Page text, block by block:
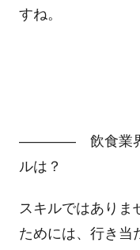
すね。
―――― 飲食業界
ルは？
スキルではありま
ためには、行き当